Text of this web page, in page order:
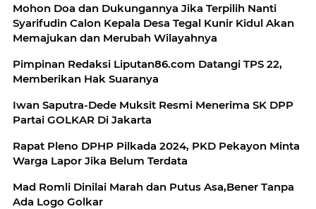
Mohon Doa dan Dukungannya Jika Terpilih Nanti
Syarifudin Calon Kepala Desa Tegal Kunir Kidul Akan
Memajukan dan Merubah Wilayahnya
Pimpinan Redaksi Liputan86.com Datangi TPS 22,
Memberikan Hak Suaranya
Iwan Saputra-Dede Muksit Resmi Menerima SK DPP
Partai GOLKAR Di Jakarta
Rapat Pleno DPHP Pilkada 2024, PKD Pekayon Minta
Warga Lapor Jika Belum Terdata
Mad Romli Dinilai Marah dan Putus Asa,Bener Tanpa
Ada Logo Golkar